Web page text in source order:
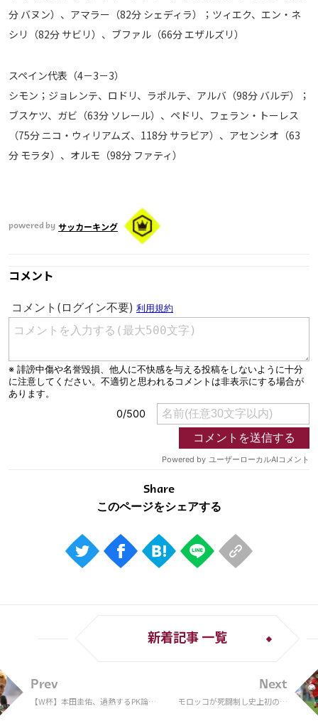
分 バヌン）、アマラー（82分 シェディラ）；ツィエク、エン・ネ
シリ（82分 サビリ）、ブファル（66分 エザルズリ）
スペイン代表（4－3－3）
シモン；ジョレンテ、ロドリ、ラポルテ、アルバ（98分 バルデ）；
ブスケツ、ガビ（63分 ソレール）、ペドリ、フェラン・トーレス
（75分 ニコ・ウィリアムズ、118分 サラビア）、アセンシオ（63
分 モラタ）、オルモ（98分 ファティ）
powered by サッカーキング
コメント
Share
Prev
【W杯】本田圭佑、過熱するPK論争
新着記事 一覧
Next
モロッコが死闘制し史上初の８